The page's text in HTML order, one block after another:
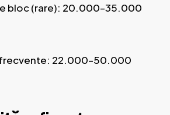
bloc (rare): 20.000–35.000
22.000–50.000